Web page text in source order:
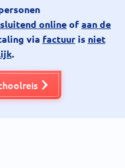
onlineofaan de
via factuuris niet
.